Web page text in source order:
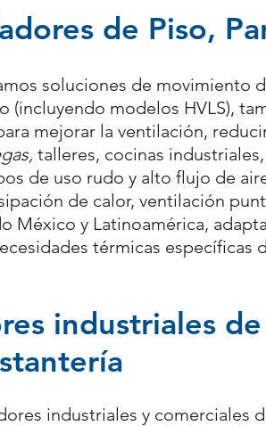
de Piso,
soluciones de movimiento
(incluyendo modelos HVLS),
mejorar la ventilación,
, talleres, cocinas
de uso rudo y alto flujo de
de calor, ventilación
México y Latinoamérica,
térmicas específicas
industriales
industriales y comerciales